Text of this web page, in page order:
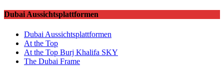
Dubai Aussichtsplattformen
Dubai Aussichtsplattformen
At the Top
At the Top Burj Khalifa SKY
The Dubai Frame